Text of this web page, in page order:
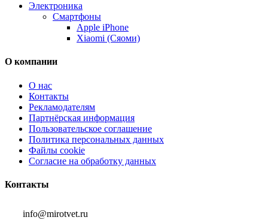
Электроника
Смартфоны
Apple iPhone
Xiaomi (Сяоми)
О компании
О нас
Контакты
Рекламодателям
Партнёрская информация
Пользовательское соглашение
Политика персональных данных
Файлы cookie
Согласие на обработку данных
Контакты
info@mirotvet.ru